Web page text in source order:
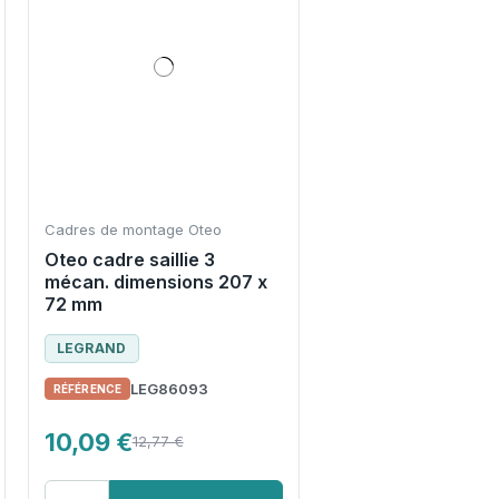
Cadres de montage Oteo
Oteo cadre saillie 3
mécan. dimensions 207 x
72 mm
LEGRAND
LEG86093
10,09 €12,77 €